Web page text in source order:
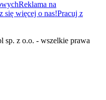
Reklama na
się więcej o nas!Pracuj z
sp. z o.o. - wszelkie prawa